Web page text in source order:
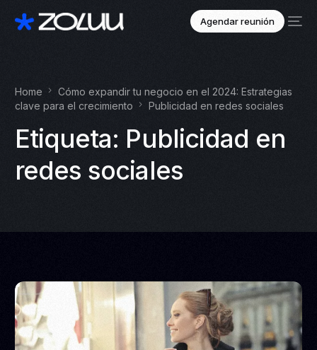
Agendar reunión
Home
Cómo expandir tu negocio en el 2024: Estrategias
clave para el crecimiento
Publicidad en redes sociales
Etiqueta: Publicidad en
redes sociales